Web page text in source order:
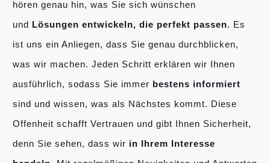
hören genau hin, was Sie sich wünschen
und Lösungen entwickeln, die perfekt passen. Es
ist uns ein Anliegen, dass Sie genau durchblicken,
was wir machen. Jeden Schritt erklären wir Ihnen
ausführlich, sodass Sie immer bestens informiert
sind und wissen, was als Nächstes kommt. Diese
Offenheit schafft Vertrauen und gibt Ihnen Sicherheit,
denn Sie sehen, dass wir in Ihrem Interesse